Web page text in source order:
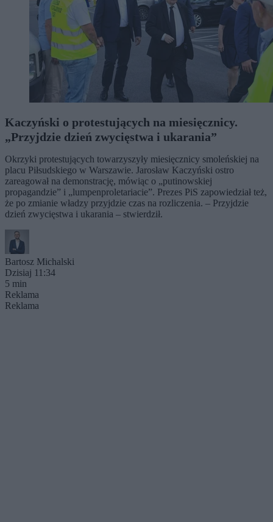
Kaczyński o protestujących na miesięcznicy.
„Przyjdzie dzień zwycięstwa i ukarania”
Okrzyki protestujących towarzyszyły miesięcznicy smoleńskiej na
placu Piłsudskiego w Warszawie. Jarosław Kaczyński ostro
zareagował na demonstrację, mówiąc o „putinowskiej
propagandzie” i „lumpenproletariacie”. Prezes PiS zapowiedział też,
że po zmianie władzy przyjdzie czas na rozliczenia. – Przyjdzie
dzień zwycięstwa i ukarania – stwierdził.
Bartosz Michalski
Dzisiaj 11:34
5 min
Reklama
Reklama